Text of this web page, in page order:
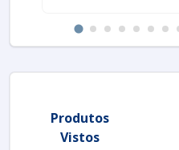
Produtos
Vistos